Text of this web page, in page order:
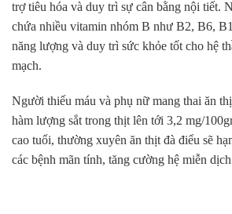
trợ tiêu hóa và duy trì sự cân bằng nội tiết.
chứa nhiều vitamin nhóm B như B2, B6,
năng lượng và duy trì sức khỏe tốt cho hệ
mạch.
Người thiếu máu và phụ nữ mang thai ăn
hàm lượng sắt trong thịt lên tới 3,2 mg/
cao tuổi, thường xuyên ăn thịt đà điểu sẽ
các bệnh mãn tính, tăng cường hệ miễn